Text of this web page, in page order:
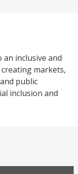
inclusive and
markets,
public
inclusion and